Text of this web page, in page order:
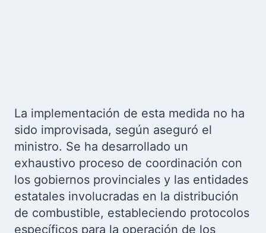
La implementación de esta medida no ha
sido improvisada, según aseguró el
ministro. Se ha desarrollado un
exhaustivo proceso de coordinación con
los gobiernos provinciales y las entidades
estatales involucradas en la distribución
de combustible, estableciendo protocolos
específicos para la operación de los